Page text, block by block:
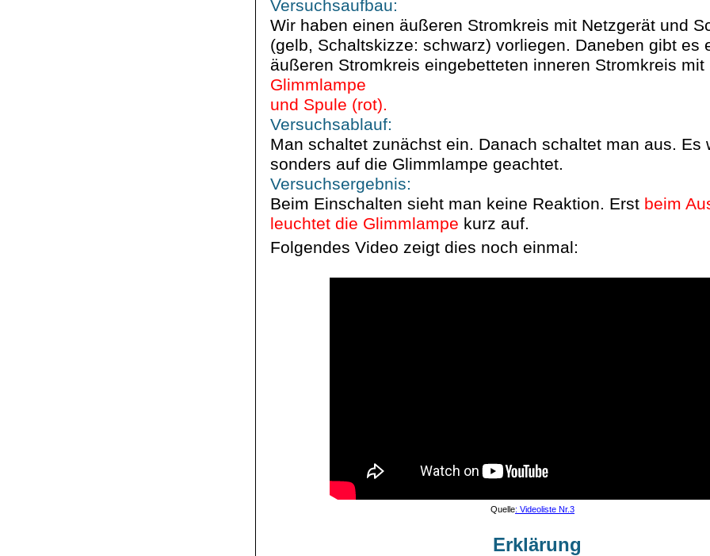
Versuchsaufbau:
Wir haben einen äußeren Stromkreis mit Netzgerät und
(gelb, Schaltskizze: schwarz) vorliegen. Daneben gibt es
äußeren Stromkreis eingebetteten inneren Stromkreis mit
Glimmlampe
und Spule (rot).
Versuchsablauf:
Man schaltet zunächst ein. Danach schaltet man aus. Es
sonders auf die Glimmlampe geachtet.
Versuchsergebnis:
Beim Einschalten sieht man keine Reaktion. Erst beim
leuchtet die Glimmlampe kurz auf.
Folgendes Video zeigt dies noch einmal:
Quelle: Videoliste Nr.3
Erklärung